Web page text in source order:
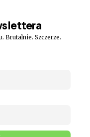
Brutalnie. Szczerze.